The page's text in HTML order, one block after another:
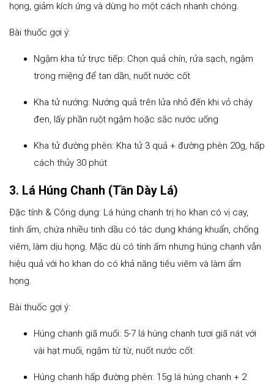
họng, giảm kích ứng và dừng ho một cách nhanh chóng.
Bài thuốc gợi ý:
Ngậm kha tử trực tiếp: Chọn quả chín, rửa sạch, ngậm
trong miệng để tan dần, nuốt nước cốt
Kha tử nướng: Nướng quả trên lửa nhỏ đến khi vỏ cháy
đen, lấy phần ruột ngậm hoặc sắc nước uống
Kha tử đường phèn: Kha tử 3 quả + đường phèn 20g, hấp
cách thủy 30 phút
3. Lá Húng Chanh (Tần Dày Lá)
Đặc tính & Công dụng: Lá húng chanh trị ho khan có vị cay,
tính ấm, chứa nhiều tinh dầu có tác dụng kháng khuẩn, chống
viêm, làm dịu họng. Mặc dù có tính ấm nhưng húng chanh vẫn
hiệu quả với ho khan do có khả năng tiêu viêm và làm ẩm
họng.
Bài thuốc gợi ý:
Húng chanh giã muối: 5-7 lá húng chanh tươi giã nát với
vài hạt muối, ngậm từ từ, nuốt nước cốt
Húng chanh hấp đường phèn: 15g lá húng chanh + 2